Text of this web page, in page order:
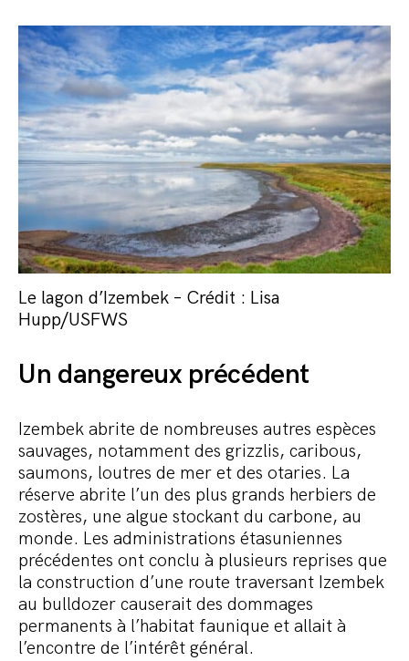
Le lagon d’Izembek – Crédit : Lisa
Hupp/USFWS
Un dangereux précédent
Izembek abrite de nombreuses autres espèces
sauvages, notamment des grizzlis, caribous,
saumons, loutres de mer et des otaries. La
réserve abrite l’un des plus grands herbiers de
zostères, une algue stockant du carbone, au
monde. Les administrations étasuniennes
précédentes ont conclu à plusieurs reprises que
la construction d’une route traversant Izembek
au bulldozer causerait des dommages
permanents à l’habitat faunique et allait à
l’encontre de l’intérêt général.